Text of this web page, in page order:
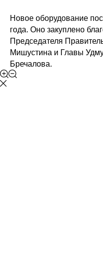
Новое оборудование
года. Оно закуплено
Председателя
Мишустина и Главы
Бречалова.